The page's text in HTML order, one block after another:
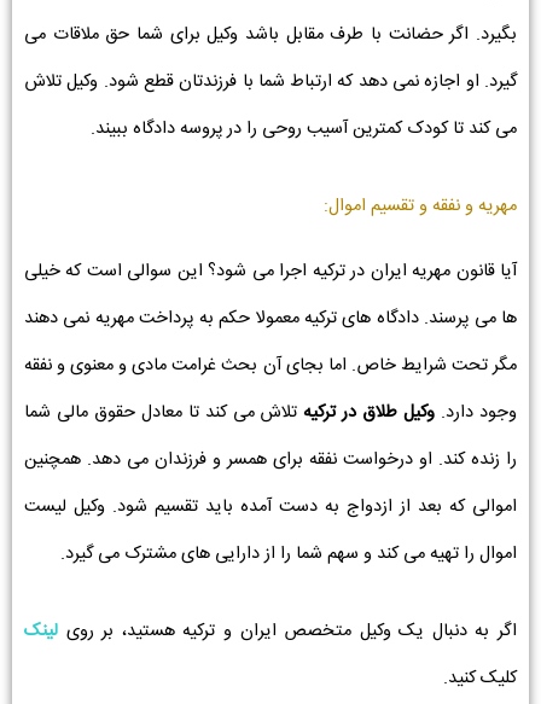
بگیرد. اگر حضانت با طرف مقابل باشد وکیل برای شما حق ملاقات می
گیرد. او اجازه نمی دهد که ارتباط شما با فرزندتان قطع شود. وکیل تلاش
می کند تا کودک کمترین آسیب روحی را در پروسه دادگاه ببیند.
مهریه و نفقه و تقسیم اموال:
آیا قانون مهریه ایران در ترکیه اجرا می شود؟ این سوالی است که خیلی
ها می پرسند. دادگاه های ترکیه معمولا حکم به پرداخت مهریه نمی دهند
مگر تحت شرایط خاص. اما بجای آن بحث غرامت مادی و معنوی و نفقه
وجود دارد. وکیل طلاق در ترکیهتلاش می کند تا معادل حقوق مالی شما
را زنده کند. او درخواست نفقه برای همسر و فرزندان می دهد. همچنین
اموالی که بعد از ازدواج به دست آمده باید تقسیم شود. وکیل لیست
اموال را تهیه می کند و سهم شما را از دارایی های مشترک می گیرد.
اگر به دنبال یک وکیل متخصص ایران و ترکیه هستید، بر روی لینک
کلیک کنید.